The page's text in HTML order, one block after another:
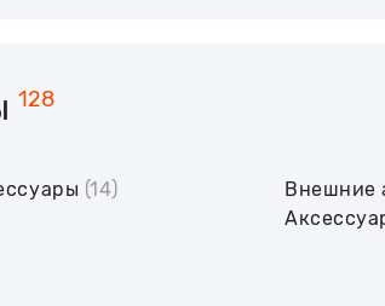
128
(14)
Внешние